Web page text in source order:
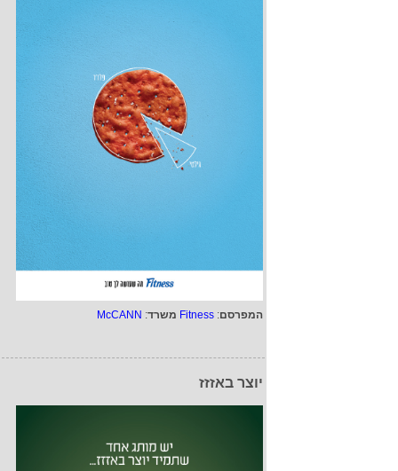
המפרסם:
Fitness משרד:
McCANN
יוצר באזזז